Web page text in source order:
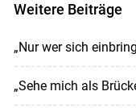
Weitere Beiträge
„Nur wer sich
„Sehe mich als